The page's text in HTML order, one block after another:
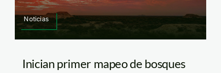
Noticias
Inician primer mapeo de bosques